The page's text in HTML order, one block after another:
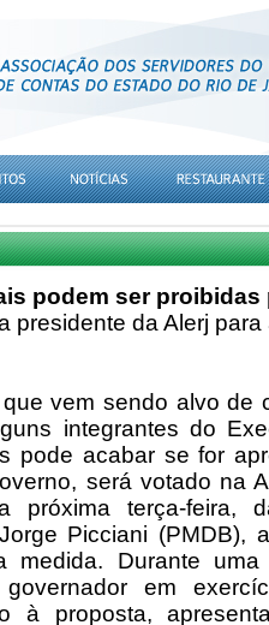
podem ser
presidente da Alerj
vem sendo alvo de
integrantes do
pode acabar se for
será votado na
próxima terça-feira,
Picciani (PMDB),
medida. Durante
em
à proposta,